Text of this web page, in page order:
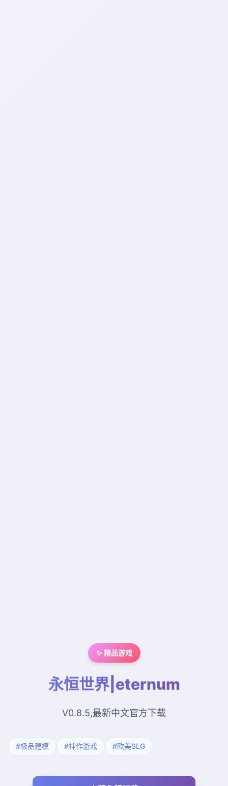
✨ 精品游戏
永恒世界|eternum
V0.8.5,最新中文官方下载
#极品建模 #神作游戏 #欧美SLG